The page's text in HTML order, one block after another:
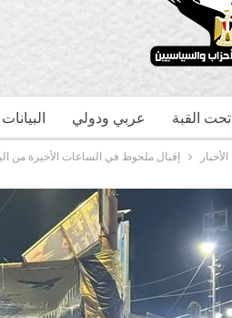
عربي ودولي تحت القبة
الأخبار إقبال ملحوظ في الساعات الأخيرة من